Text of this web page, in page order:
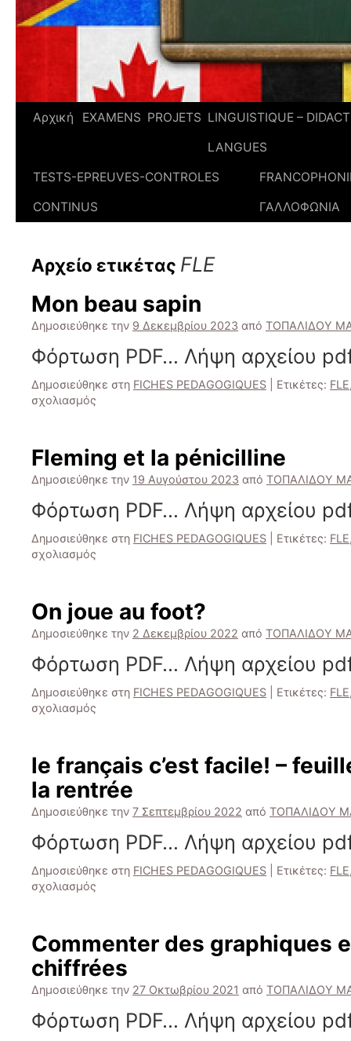
Αρχική EXAMENS PROJETS LINGUISTIQUE –
LANGUES
TESTS-EPREUVES-CONTROLES
CONTINUS
ΓΑΛΛΟΦΩΝΙΑ
Αρχείο ετικέτας FLE
Mon beau sapin
Δημοσιεύθηκε την 9 Δεκεμβρίου 2023 από ΤΟΠΑΛΙΔΟΥ
Φόρτωση PDF… Λήψη αρχείου
Δημοσιεύθηκε στη FICHES PEDAGOGIQUES Ετικέτες: FLE
σχολιασμός
Fleming et la pénicilline
Δημοσιεύθηκε την 19 Αυγούστου 2023 από ΤΟΠΑΛΙΔΟΥ
Φόρτωση PDF… Λήψη αρχείου
Δημοσιεύθηκε στη FICHES PEDAGOGIQUES Ετικέτες: FLE
σχολιασμός
pénicilline
On joue au foot?
Δημοσιεύθηκε την 2 Δεκεμβρίου 2022 από ΤΟΠΑΛΙΔΟΥ
Φόρτωση PDF… Λήψη αρχείου
Δημοσιεύθηκε στη FICHES PEDAGOGIQUES Ετικέτες: FLE
σχολιασμός
foot?
le français c’est facile! –
la rentrée
Δημοσιεύθηκε την 7 Σεπτεμβρίου 2022 από ΤΟΠΑΛΙΔΟΥ
Φόρτωση PDF… Λήψη αρχείου
Δημοσιεύθηκε στη FICHES PEDAGOGIQUES Ετικέτες: FLE
σχολιασμός
facile!
–
feuille
de
pour
Commenter des graphiques
chiffrées
Δημοσιεύθηκε την 27 Οκτωβρίου 2021 από ΤΟΠΑΛΙΔΟΥ
Φόρτωση PDF… Λήψη αρχείου